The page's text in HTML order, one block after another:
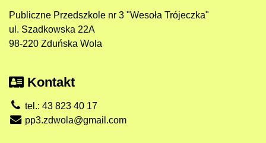
Publiczne Przedszkole nr 3 "Wesoła Trójeczka"
ul. Szadkowska 22A
98-220 Zduńska Wola
Kontakt
tel.: 43 823 40 17
pp3.zdwola@gmail.com